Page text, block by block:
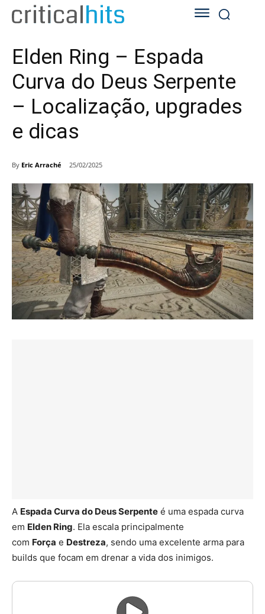
Elden Ring – Espada
Curva do Deus Serpente
– Localização, upgrades
e dicas
By Eric Arraché 25/02/2025
A Espada Curva do Deus Serpente é uma espada curva
em Elden Ring. Ela escala principalmente
com Força e Destreza, sendo uma excelente arma para
builds que focam em drenar a vida dos inimigos.